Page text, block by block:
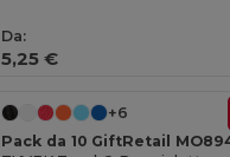
Da:
5,25 €
+6
Pack da 10 GiftRetail